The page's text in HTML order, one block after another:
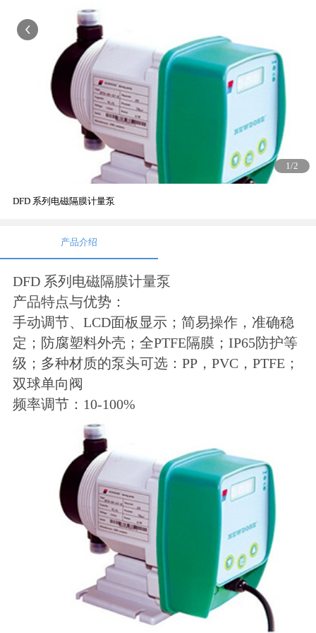
1/2
DFD 系列电磁隔膜计量泵
产品介绍
DFD 系列电磁隔膜计量泵
产品特点与优势：
手动调节、LCD面板显示；简易操作，准确稳
定；防腐塑料外壳；全PTFE隔膜；IP65防护等
级；多种材质的泵头可选：PP，PVC，PTFE；
双球单向阀
频率调节：10-100%